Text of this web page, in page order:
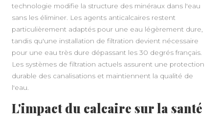
technologie modifie la structure des minéraux dans l'eau
sans les éliminer. Les agents anticalcaires restent
particulièrement adaptés pour une eau légèrement dure,
tandis qu'une installation de filtration devient nécessaire
pour une eau très dure dépassant les 30 degrés français.
Les systèmes de filtration actuels assurent une protection
durable des canalisations et maintiennent la qualité de
l'eau.
L'impact du calcaire sur la santé